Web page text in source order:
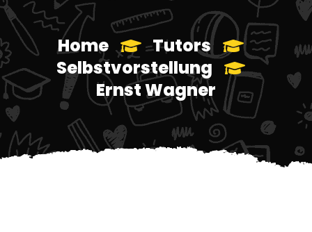
Home
Tutors
Selbstvorstellung
Ernst Wagner